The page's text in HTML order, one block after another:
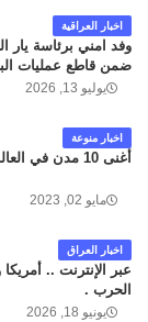
اخبار العراقية
وفد امني برئاسة يار
ضمن قاطع عمليات
يوليو 13, 2026
اخبار منوعة
أغنى 10 مدن في العالم
مايو 02, 2023
اخبار العراق
عبر الإنترنت ..
الحرب .
يونيو 18, 2026